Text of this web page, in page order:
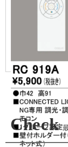
Check